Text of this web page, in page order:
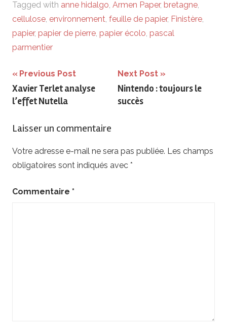
Tagged with anne hidalgo, Armen Paper, bretagne,
cellulose, environnement, feuille de papier, Finistère,
papier, papier de pierre, papier écolo, pascal
parmentier
Navigation
de
Previous Post
Xavier Terlet analyse
l’effet Nutella
Next Post
Nintendo : toujours le
succès
Laisser un commentaire
Votre adresse e-mail ne sera pas publiée. Les champs
obligatoires sont indiqués avec *
Commentaire *